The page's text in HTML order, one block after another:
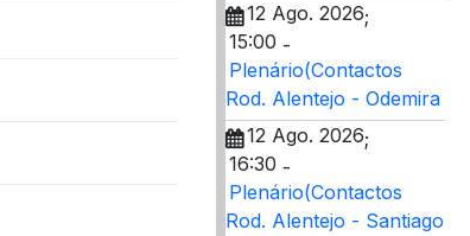
12 Ago. 2026;
15:00 -
Plenário(Contactos
Rod. Alentejo - Odemira
12 Ago. 2026;
16:30 -
Plenário(Contactos
Rod. Alentejo - Santiago